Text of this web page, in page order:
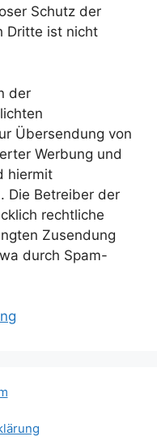
Schutz der
Dritte ist nicht
der
Übersendung von
Werbung und
hiermit
Die Betreiber der
rechtliche
Zusendung
durch Spam-